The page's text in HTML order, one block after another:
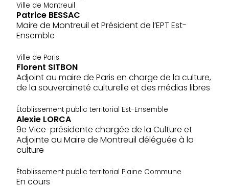
Ville de Montreuil
Patrice BESSAC
Maire de Montreuil et Président de l’EPT Est-
Ensemble
Ville de Paris
Florent SITBON
Adjoint au maire de Paris en charge de la culture,
de la souveraineté culturelle et des médias libres
Établissement public territorial Est-Ensemble
Alexie LORCA
9e Vice-présidente chargée de la Culture et
Adjointe au Maire de Montreuil déléguée à la
culture
Établissement public territorial Plaine Commune
En cours